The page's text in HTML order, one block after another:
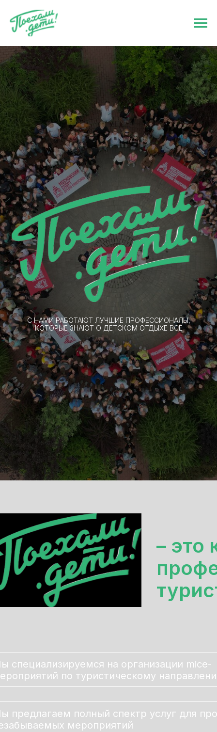
С НАМИ РАБОТАЮТ ЛУЧШИЕ ПРОФЕССИОНАЛЫ,
КОТОРЫЕ ЗНАЮТ О ДЕТСКОМ ОТДЫХЕ ВСЕ
– это
специализируемся на организации mice-
по туристическому
предлагаем полный спектр услуг для
мероприятий